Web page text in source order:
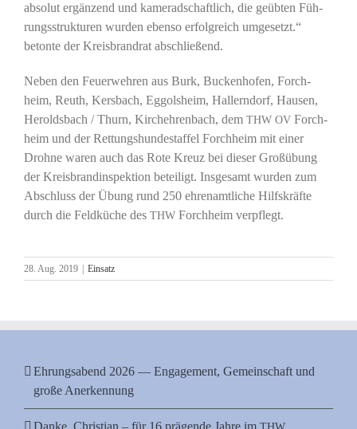
abso­lut ergän­zend und kame­rad­schaft­lich, die geüb­ten Füh­
rungs­struk­tu­ren wur­den eben­so erfolg­reich umge­setzt.“
beton­te der Kreis­brand­rat abschließend.
Neben den Feu­er­weh­ren aus Burk, Bucken­ho­fen, Forch­
heim, Reuth, Kers­bach, Eggols­heim, Hal­lern­dorf, Hau­sen,
Herolds­bach / Thurn, Kirch­eh­ren­bach, dem THW OV Forch­
heim und der Ret­tungs­hun­de­staf­fel Forch­heim mit einer
Droh­ne waren auch das Rote Kreuz bei die­ser Groß­übung
der Kreis­brand­in­spek­ti­on betei­ligt. Ins­ge­samt wur­den zum
Abschluss der Übung rund 250 ehren­amt­li­che Hilfs­kräf­te
durch die Feld­kü­che des THW Forch­heim verpflegt.
28. Aug. 2019 Einsatz
Ehrungsabend 2026 — Engagement, Gemeinschaft und
große Anerkennung
Danke, Christian – für 16 prägende Jahre im